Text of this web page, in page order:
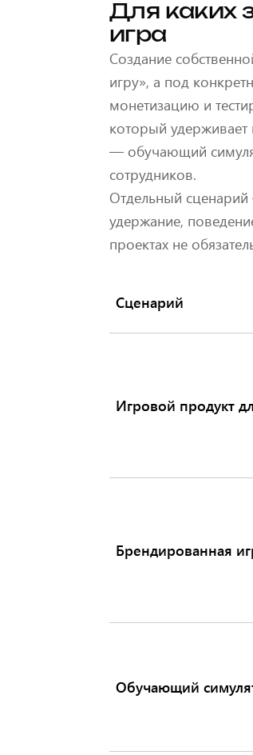
Для каких
игра
Создание
игру», а под
монетизацию и
который
— обучающий
сотрудников.
Отдельный
удержание,
проектах не
нужна
Сценарий
Игровой продукт
Брендированная
Обучающий